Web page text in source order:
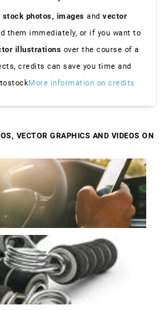
stock photos, images and vector
them immediately, or if you want to
illustrations over the course of a
credits can save you time and
More information on credits
VECTOR GRAPHICS AND VIDEOS ON